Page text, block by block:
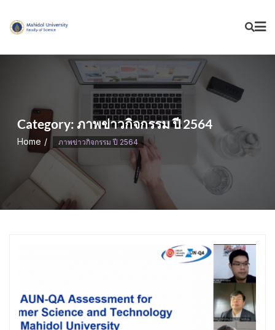
content
Category: ภาพข่าวกิจกรรม ปี 2564
Home ภาพข่าวกิจกรรม ปี 2564